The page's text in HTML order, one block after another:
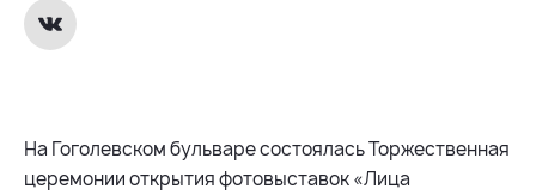
На Гоголевском бульваре состоялась Торжественная
церемонии открытия фотовыставок «Лица